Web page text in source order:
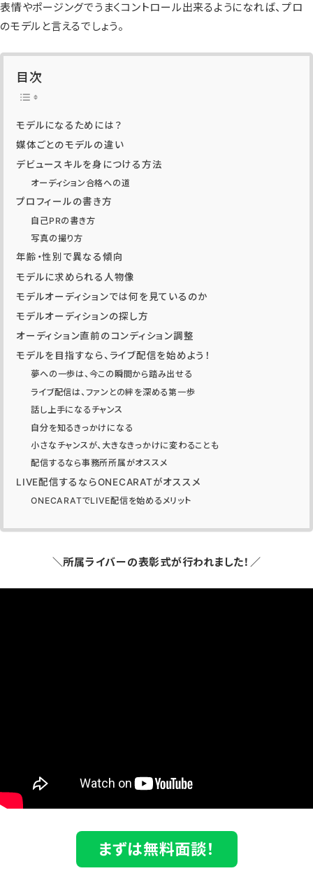
表情やポージングでうまくコントロール出来るようになれば、プロ
のモデルと言えるでしょう。
目次
モデルになるためには？
媒体ごとのモデルの違い
デビュースキルを身につける方法
オーディション合格への道
プロフィールの書き方
自己PRの書き方
写真の撮り方
年齢・性別で異なる傾向
モデルに求められる人物像
モデルオーディションでは何を見ているのか
モデルオーディションの探し方
オーディション直前のコンディション調整
モデルを目指すなら、ライブ配信を始めよう！
夢への一歩は、今この瞬間から踏み出せる
ライブ配信は、ファンとの絆を深める第一歩
話し上手になるチャンス
自分を知るきっかけになる
小さなチャンスが、大きなきっかけに変わることも
配信するなら事務所所属がオススメ
LIVE配信するならONECARATがオススメ
ONECARATでLIVE配信を始めるメリット
＼所属ライバーの表彰式が行われました！／
まずは無料面談！